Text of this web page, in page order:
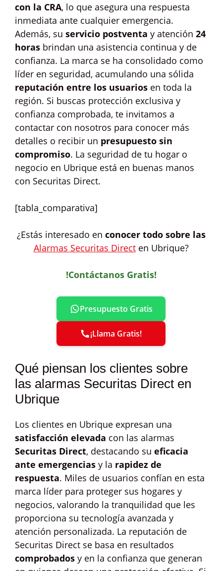
con la CRA, lo que asegura una respuesta
inmediata ante cualquier emergencia.
Además, su servicio postventa y atención 24
horas brindan una asistencia continua y de
confianza. La marca se ha consolidado como
líder en seguridad, acumulando una sólida
reputación entre los usuarios en toda la
región. Si buscas protección exclusiva y
confianza comprobada, te invitamos a
contactar con nosotros para conocer más
detalles o recibir un presupuesto sin
compromiso. La seguridad de tu hogar o
negocio en Ubrique está en buenas manos
con Securitas Direct.
[tabla_comparativa]
¿Estás interesado en conocer todo sobre las
Alarmas Securitas Directen Ubrique?
!Contáctanos Gratis!
Presupuesto Gratis
¡Llama Gratis!
Qué piensan los clientes sobre
las alarmas Securitas Direct en
Ubrique
Los clientes en Ubrique expresan una
satisfacción elevada con las alarmas
Securitas Direct, destacando su eficacia
ante emergencias y la rapidez de
respuesta. Miles de usuarios confían en esta
marca líder para proteger sus hogares y
negocios, valorando la tranquilidad que les
proporciona su tecnología avanzada y
atención personalizada. La reputación de
Securitas Direct se basa en resultados
comprobados y en la confianza que generan